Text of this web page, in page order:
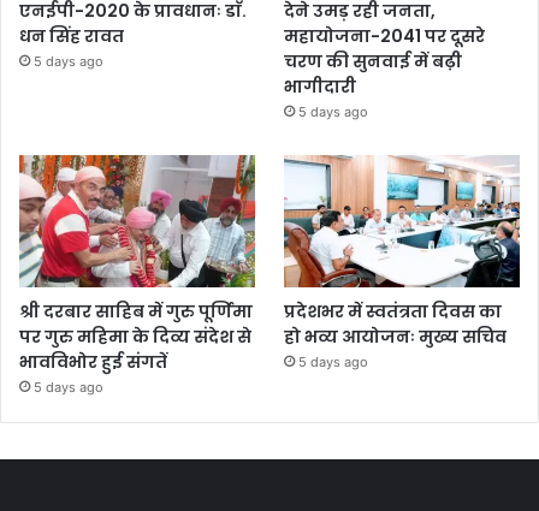
एनईपी-2020 के प्रावधानः डाॅ.
धन सिंह रावत
5 days ago
देने उमड़ रही जनता,
महायोजना-2041 पर दूसरे
चरण की सुनवाई में बढ़ी
भागीदारी
5 days ago
श्री दरबार साहिब में गुरु पूर्णिमा
पर गुरु महिमा के दिव्य संदेश से
भावविभोर हुई संगतें
5 days ago
प्रदेशभर में स्वतंत्रता दिवस का
हो भव्य आयोजनः मुख्य सचिव
5 days ago